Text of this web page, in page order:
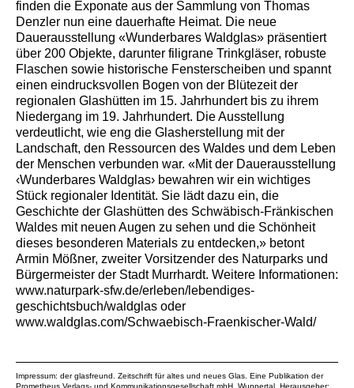
finden die Exponate aus der Sammlung von Thomas
Denzler nun eine dauerhafte Heimat. Die neue
Dauerausstellung «Wunderbares Waldglas» präsentiert
über 200 Objekte, darunter filigrane Trinkgläser, robuste
Flaschen sowie historische Fensterscheiben und spannt
einen eindrucksvollen Bogen von der Blütezeit der
regionalen Glashütten im 15. Jahrhundert bis zu ihrem
Niedergang im 19. Jahrhundert. Die Ausstellung
verdeutlicht, wie eng die Glasherstellung mit der
Landschaft, den Ressourcen des Waldes und dem Leben
der Menschen verbunden war. «Mit der Dauerausstellung
‹Wunderbares Waldglas› bewahren wir ein wichtiges
Stück regionaler Identität. Sie lädt dazu ein, die
Geschichte der Glashütten des Schwäbisch-Fränkischen
Waldes mit neuen Augen zu sehen und die Schönheit
dieses besonderen Materials zu entdecken,» betont
Armin Mößner, zweiter Vorsitzender des Naturparks und
Bürgermeister der Stadt Murrhardt. Weitere Informationen:
www.naturpark-sfw.de/erleben/lebendiges-
geschichtsbuch/waldglas oder
www.waldglas.com/Schwaebisch-Fraenkischer-Wald/
Impressum: der glasfreund. Zeitschrift für altes und neues Glas. Eine Publikation der
Prometheus Verlags- und Kommunikationsgesellschaft mbH , Wuppertal. Herausgeber: